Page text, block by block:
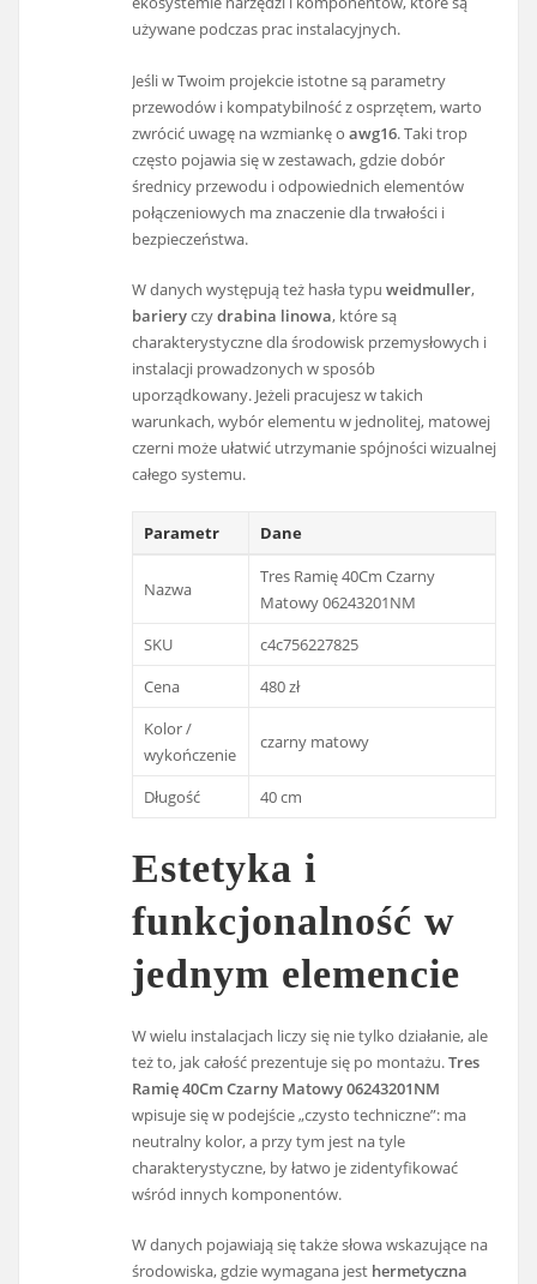
używane podczas prac instalacyjnych.
Jeśli w Twoim projekcie istotne są parametry
przewodów i kompatybilność z osprzętem, warto
zwrócić uwagę na wzmiankę oawg16. Taki trop
często pojawia się w zestawach, gdzie dobór
średnicy przewodu i odpowiednich elementów
połączeniowych ma znaczenie dla trwałości i
bezpieczeństwa.
W danych występują też hasła typuweidmuller,
barieryczydrabina linowa, które są
charakterystyczne dla środowisk przemysłowych i
instalacji prowadzonych w sposób
uporządkowany. Jeżeli pracujesz w takich
warunkach, wybór elementu w jednolitej, matowej
czerni może ułatwić utrzymanie spójności wizualnej
całego systemu.
Parametr Dane
Nazwa
Tres Ramię 40Cm Czarny
Matowy 06243201NM
SKU
c4c756227825
Cena
480 zł
Kolor /
wykończenie
czarny matowy
Długość 40 cm
Estetyka i
funkcjonalność w
jednym elemencie
W wielu instalacjach liczy się nie tylko działanie, ale
też to, jak całość prezentuje się po montażu.Tres
Ramię 40Cm Czarny Matowy 06243201NM
wpisuje się w podejście „czysto techniczne”: ma
neutralny kolor, a przy tym jest na tyle
charakterystyczne, by łatwo je zidentyfikować
wśród innych komponentów.
W danych pojawiają się także słowa wskazujące na
środowiska, gdzie wymagana jest hermetyczna